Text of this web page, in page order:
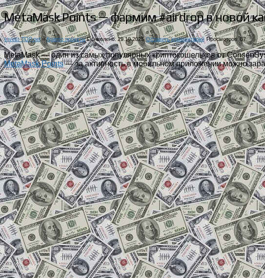
MetaMask Points — фармим #airdrop в новой
Invest-TOP.net»Крипто проекты Обновлено: 29.10.2025 Оставить комментарий Просмотров: 87
MetaMask — один из самых популярных криптокошельков от
MetaMask Points— за активность в мобильном приложении можно